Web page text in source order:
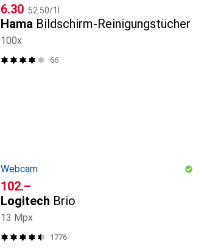
CHF
6.30 CHF
52.50/1l
Hama Bildschirm-Reinigungstücher
100x
66
Webcam
CHF
102.–
Logitech Brio
13 Mpx
1776